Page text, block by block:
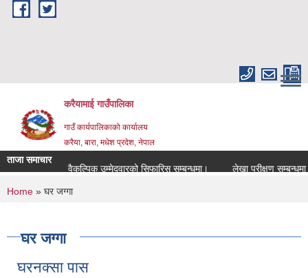
Skip to main content
करैयामाई गाउँपालिका
गाउँ कार्यपालिकाको कार्यालय
करैया, बारा, मधेश प्रदेश, नेपाल
ताजा समाचार
वैकल्पिक उम्मेदवारको सिफारिस सम्बन्धमा।
लेखा परीक्षण सम्बन्धमा।
You are here
Home » घर जग्गा
घर जग्गा
घरनक्सा पास